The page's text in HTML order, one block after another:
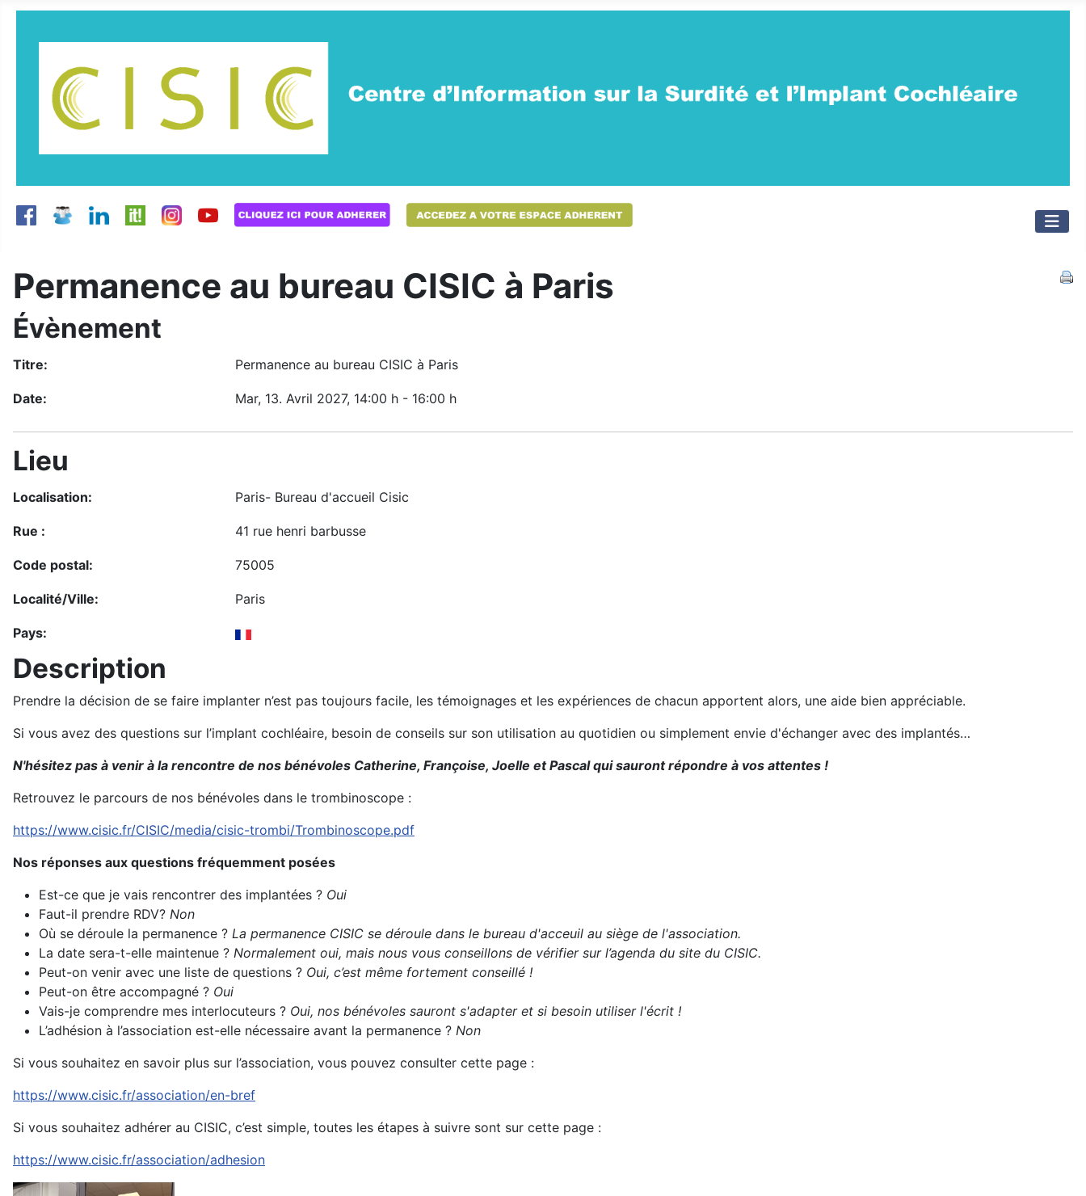
Permanence au bureau CISIC à Paris
Évènement
Titre: Permanence au bureau CISIC à Paris
Date: Mar, 13. Avril 2027, 14:00 h - 16:00 h
Lieu
Localisation: Paris- Bureau d'accueil Cisic
Rue : 41 rue henri barbusse
Code postal: 75005
Localité/Ville: Paris
Pays:
Description
Prendre la décision de se faire implanter n’est pas toujours facile, les témoignages et les expériences de chacun apportent alors, une aide bien appréciable.
Si vous avez des questions sur l’implant cochléaire, besoin de conseils sur son utilisation au quotidien ou simplement envie d'échanger avec des implantés…
N'hésitez pas à venir à la rencontre de nos bénévoles Catherine, Françoise, Joelle et Pascal qui sauront répondre à vos attentes !
Retrouvez le parcours de nos bénévoles dans le trombinoscope :
https://www.cisic.fr/CISIC/media/cisic-trombi/Trombinoscope.pdf
Nos réponses aux questions fréquemment posées
Est-ce que je vais rencontrer des implantées ? Oui
Faut-il prendre RDV? Non
Où se déroule la permanence ? La permanence CISIC se déroule dans le bureau d'acceuil au siège de l'association.
La date sera-t-elle maintenue ? Normalement oui, mais nous vous conseillons de vérifier sur l’agenda du site du CISIC.
Peut-on venir avec une liste de questions ? Oui, c’est même fortement conseillé !
Peut-on être accompagné ? Oui
Vais-je comprendre mes interlocuteurs ? Oui, nos bénévoles sauront s'adapter et si besoin utiliser l'écrit !
L’adhésion à l’association est-elle nécessaire avant la permanence ? Non
Si vous souhaitez en savoir plus sur l’association, vous pouvez consulter cette page :
https://www.cisic.fr/association/en-bref
Si vous souhaitez adhérer au CISIC, c’est simple, toutes les étapes à suivre sont sur cette page :
https://www.cisic.fr/association/adhesion